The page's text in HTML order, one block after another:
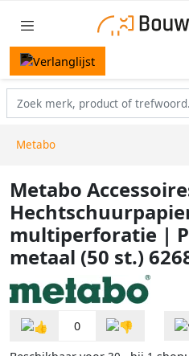
Metabo
Metabo
multiperforatie |
metaal (50 st.)
0